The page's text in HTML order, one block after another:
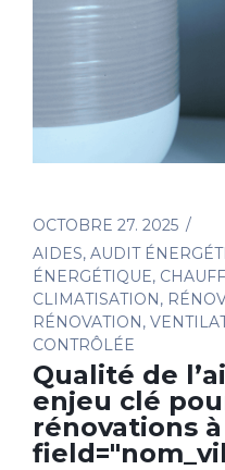
OCTOBRE 27. 2025
AIDES, AUDIT
ÉNERGÉTIQUE,
CLIMATISATION,
RÉNOVATION,
CONTRÔLÉE
Qualité de
enjeu clé
rénovations